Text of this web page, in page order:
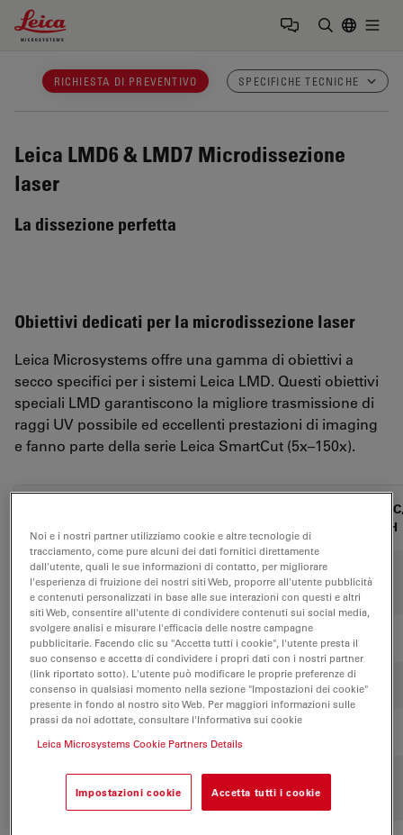
Leica Microsystems Logo
RICHIESTA DI PREVENTIVO SPECIFICHE TECNICHE
Leica LMD6 & LMD7 Microdissezione
laser
La dissezione perfetta
Obiettivi dedicati per la microdissezione laser
Leica Microsystems offre una gamma di obiettivi a
secco specifici per i sistemi Leica LMD. Questi obiettivi
speciali LMD garantiscono la migliore trasmissione di
raggi UV possibile ed eccellenti prestazioni di imaging
e fanno parte della serie Leica SmartCut (5x–150x).
PH
HCX PL
FLUOTAR**
1.25x 0.04 3.7 + +
PLAN** 4x 0.1 26.2 + +
UVI 5x 0.12 11.7 + +
HCX PL
FLUOTAR
10x 11.0 +
Noi e i nostri partner utilizziamo cookie e altre tecnologie di
tracciamento, come pure alcuni dei dati fornitici direttamente
dall'utente, quali le sue informazioni di contatto, per migliorare
l'esperienza di fruizione dei nostri siti Web, proporre all'utente pubblicità
e contenuti personalizzati in base alle sue interazioni con questi e altri
siti Web, consentire all'utente di condividere contenuti sui social media,
svolgere analisi e misurare l'efficacia delle nostre campagne
pubblicitarie. Facendo clic su "Accetta tutti i cookie", l'utente presta il
suo consenso e accetta di condividere i propri dati con i nostri partner
(link riportato sotto). L'utente può modificare le proprie preferenze di
consenso in qualsiasi momento nella sezione "Impostazioni dei cookie"
presente in fondo al nostro sito Web. Per maggiori informazioni sulle
prassi da noi adottate, consultare l'Informativa sui cookie
Leica Microsystems Cookie Partners Details
Impostazioni cookie Accetta tutti i cookie